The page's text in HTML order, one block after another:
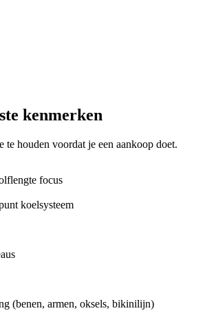
kenmerken
te houden voordat je een aankoop doet.
focus
koelsysteem
(benen, armen, oksels, bikinilijn)